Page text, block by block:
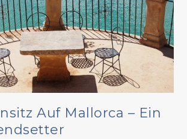
Auf Mallorca – Ein